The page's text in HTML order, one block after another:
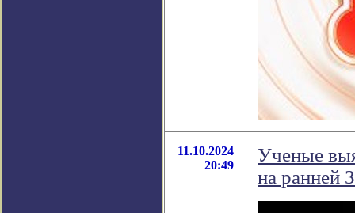
11.10.2024
20:49
Ученые
на ранней